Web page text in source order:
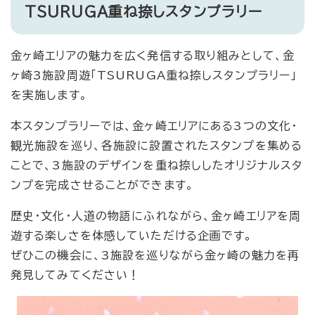
TSURUGA重ね捺しスタンプラリー
金ヶ崎エリアの魅力を広く発信する取り組みとして、金
ヶ崎3施設周遊「TSURUGA重ね捺しスタンプラリー」
を実施します。
本スタンプラリーでは、金ヶ崎エリアにある3つの文化・
観光施設を巡り、各施設に設置されたスタンプを集める
ことで、3施設のデザインを重ね捺ししたオリジナルスタ
ンプを完成させることができます。
歴史・文化・人道の物語にふれながら、金ヶ崎エリアを周
遊する楽しさを体感していただける企画です。
ぜひこの機会に、3施設を巡りながら金ヶ崎の魅力を再
発見してみてください！